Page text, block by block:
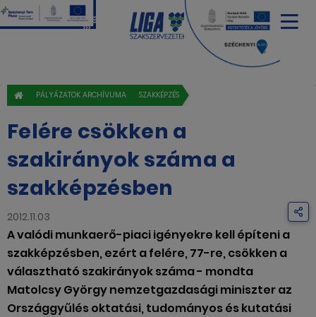
PÁLYÁZATOK ARCHÍVUMA SZAKKÉPZÉS
Felére csökken a
szakirányok száma a
szakképzésben
2012.11.03
A valódi munkaerő-piaci igényekre kell építeni a
szakképzésben, ezért a felére, 77-re, csökken a
választható szakirányok száma - mondta
Matolcsy György nemzetgazdasági miniszter az
Országgyűlés oktatási, tudományos és kutatási